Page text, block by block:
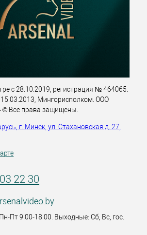
с 28.10.2019, регистрация № 464065.
Мингорисполком. ООО
© Все права защищены.
г. Минск, ул. Стахановская д. 27,
22 30
Пт 9.00-18.00. Выходные: Сб, Вс, гос.